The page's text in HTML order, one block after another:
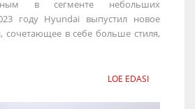
в сегменте небольших
году Hyundai выпустил новое
сочетающее в себе больше стиля,
LOE EDASI